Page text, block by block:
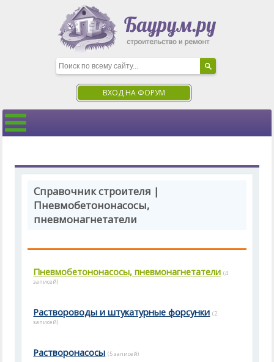
ВХОД НА ФОРУМ
Справочник строителя |
Пневмобетононасосы,
пневмонагнетатели
Пневмобетононасосы, пневмонагнетатели (4
записей)
Раствороводы и штукатурные форсунки (2
записей)
Растворонасосы (5 записей)